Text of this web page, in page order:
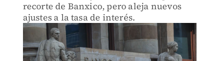
recorte de Banxico, pero aleja nuevos
ajustes a la tasa de interés.